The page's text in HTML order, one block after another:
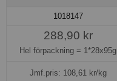
1018147
288,90 kr
Hel förpackning = 1*28x95g
Jmf.pris: 108,61
kr/kg